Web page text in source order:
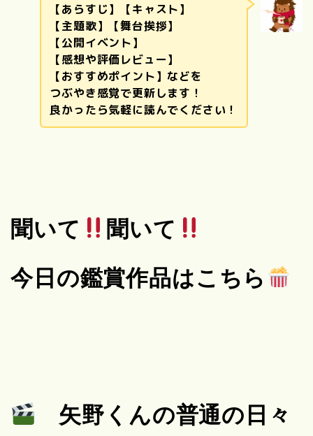
【あらすじ】【キャスト】
【主題歌】【舞台挨拶】
【公開イベント】
【感想や評価レビュー】
【おすすめポイント】などを
つぶやき感覚で更新します！
良かったら気軽に読んでください！
聞いて
聞いて
今日の鑑賞作品はこちら
矢野くんの普通の日々